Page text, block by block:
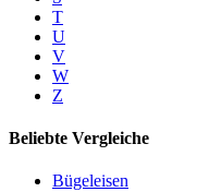
T
U
V
W
Z
Beliebte Vergleiche
Bügeleisen